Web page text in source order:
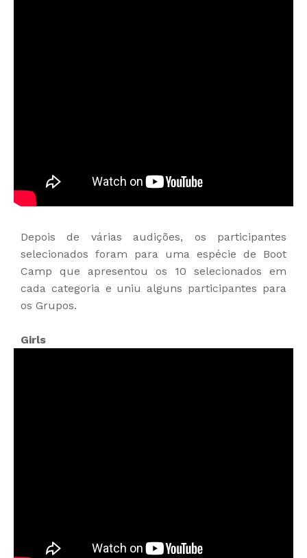
Depois de várias audições, os participantes
selecionados foram para uma espécie de Boot
Camp que apresentou os 10 selecionados em
cada categoria e uniu alguns participantes para
os Grupos.
Girls